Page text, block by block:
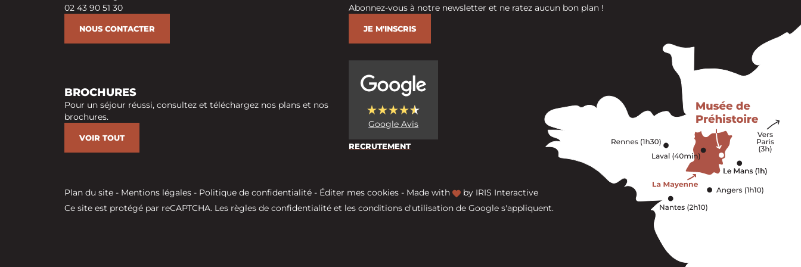
02 43 90 51 30
NOUS CONTACTER
Abonnez-vous à notre newsletter et ne ratez aucun bon plan !
JE M'INSCRIS
BROCHURES
Pour un séjour réussi, consultez et téléchargez nos plans et nos
brochures.
VOIR TOUT
Google Avis
RECRUTEMENT
Plan du site - Mentions légales - Politique de confidentialité - Éditer mes cookies - Made with by IRIS Interactive
Ce site est protégé par reCAPTCHA. Les règles de confidentialitéet les conditions d'utilisationde Google s'appliquent.